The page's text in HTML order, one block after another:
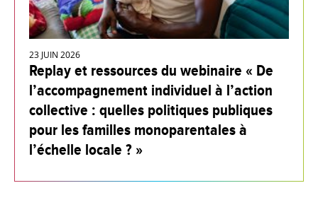
23 JUIN 2026
Replay et ressources du webinaire « De
l’accompagnement individuel à l’action
collective : quelles politiques publiques
pour les familles monoparentales à
l’échelle locale ? »